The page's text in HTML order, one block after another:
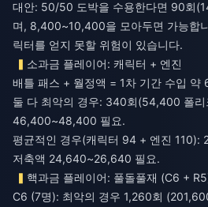
대안: 50/50 도박을 수용한다면 90회
며, 8,400~10,400을 모아두면 가능합
릭터를 얻지 못할 위험이 있습니다.
소과금 플레이어: 캐릭터 + 엔진
배틀 패스 + 월정액 = 1차 기간 수입
둘 다 최악의 경우: 340회(54,400 폴리
46,400~48,400 필요.
평균적인 경우(캐릭터 94 + 엔진 110):
저축액 24,640~26,640 필요.
핵과금 플레이어: 풀돌풀재 (C6 +
C6 (7명): 최악의 경우 1,260회